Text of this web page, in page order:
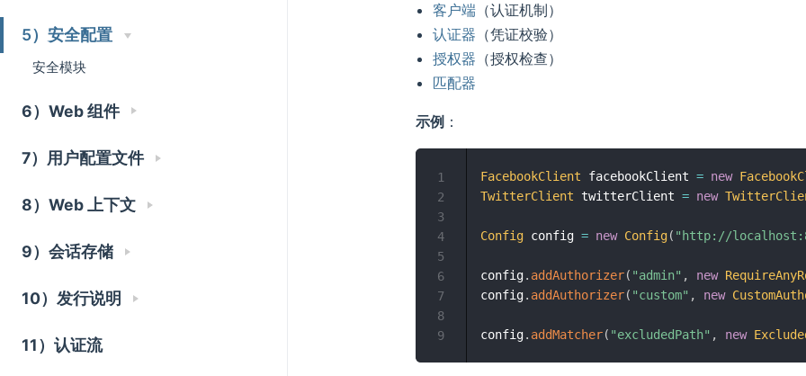
5）安全配置
安全模块
6）Web 组件
7）用户配置文件
8）Web 上下文
9）会话存储
10）发行说明
11）认证流
客户端 （认证机制）
认证器 （凭证校验）
授权器 （授权检查）
匹配器
示例 ：
FacebookClient facebookClient = new
TwitterClient twitterClient = new
Config config = new Config( "http://
config. addAuthorizer( "admin" , new
config. addAuthorizer( "custom" , new
config. addMatcher( "excludedPath" , new
1
2
3
4
5
6
7
8
9